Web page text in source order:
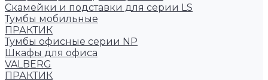
Скамейки и подставки для серии LS
Тумбы мобильные
ПРАКТИК
Тумбы офисные серии NP
Шкафы для офиса
VALBERG
ПРАКТИК